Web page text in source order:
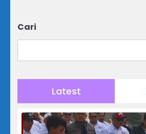
Cari
Latest